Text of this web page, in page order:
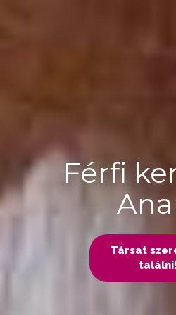
Társat
találni!
Férfi